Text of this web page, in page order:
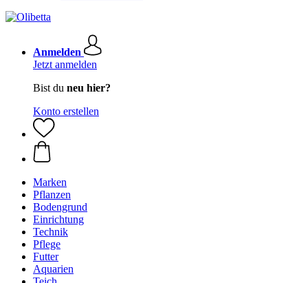
Anmelden
Jetzt anmelden
Bist du neu hier?
Konto erstellen
Marken
Pflanzen
Bodengrund
Einrichtung
Technik
Pflege
Futter
Aquarien